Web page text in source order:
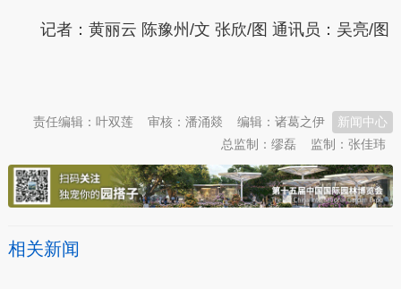
记者：黄丽云 陈豫州/文 张欣/图 通讯员：吴亮/图
新闻中心
编辑：诸葛之伊
审核：潘涌燚
责任编辑：叶双莲
监制：张佳玮
总监制：缪磊
相关新闻